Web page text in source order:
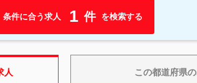
条件に合う求人 1 件 を検索する
人 この都道府県